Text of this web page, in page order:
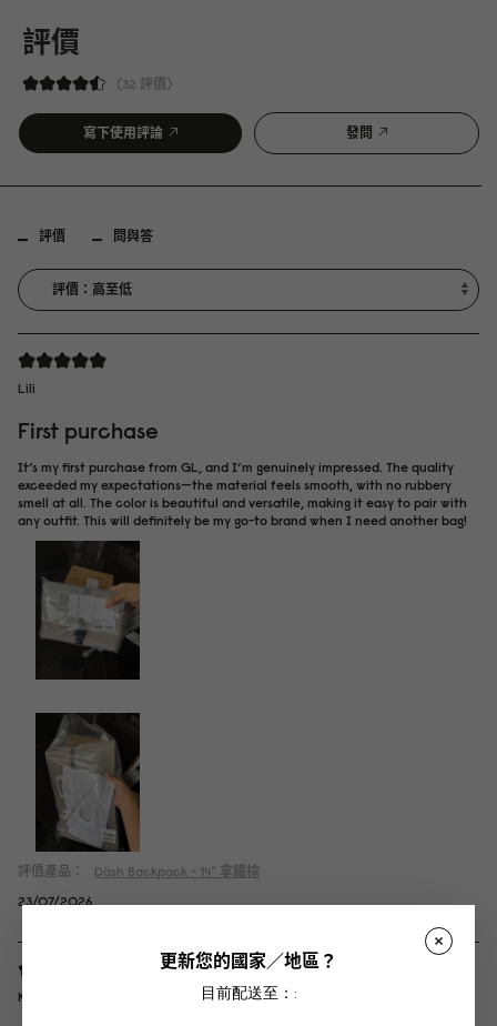
評價
32 評價
寫下使用評論 發問
評價 問與答
Lili
First purchase
It’s my first purchase from GL, and I’m genuinely impressed. The quality
exceeded my expectations—the material feels smooth, with no rubbery
smell at all. The color is beautiful and versatile, making it easy to pair with
any outfit. This will definitely be my go-to brand when I need another bag!
評價產品： Däsh Backpack - 14" 拿鐵棕
23/07/2026
K
更新您的國家／地區？
目前配送至：: